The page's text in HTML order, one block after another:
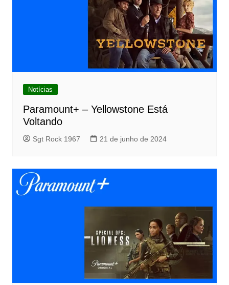
Notícias
Paramount+ – Yellowstone Está
Voltando
Sgt Rock 1967 21 de junho de 2024